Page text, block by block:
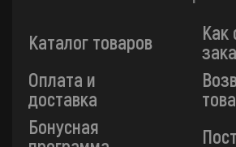
Каталог товаров
Как
Оплата и
доставка
Бонусная